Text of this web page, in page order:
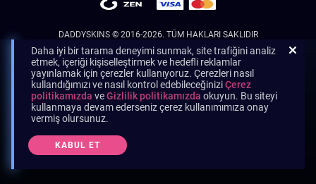
DADDYSKINS© 2016-2026. TÜM HAKLARI SAKLIDIR
Daha iyi bir tarama deneyimi sunmak, site trafiğini analiz
etmek, içeriği kişiselleştirmek ve hedefli reklamlar
yayınlamak için çerezler kullanıyoruz. Çerezleri nasıl
kullandığımızı ve nasıl kontrol edebileceğiniziÇerez
politikamızda veGizlilik politikamızda okuyun. Bu siteyi
kullanmaya devam ederseniz çerez kullanımımıza onay
vermiş olursunuz.
KABUL ET